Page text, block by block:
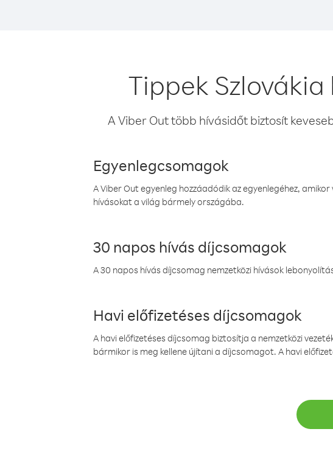
Tippek
A Viber Out több hívásidőt biztosít
Egyenlegcsomagok
A Viber Out egyenleg hozzáadódik az egyenlegéhez,
hívásokat a világ bármely országába.
30 napos hívás díjcsomagok
A 30 napos hívás díjcsomag nemzetközi hívások
Havi előfizetéses díjcsomagok
A havi előfizetéses díjcsomag biztosítja a nemzetközi
bármikor is meg kellene újítani a díjcsomagot. A havi